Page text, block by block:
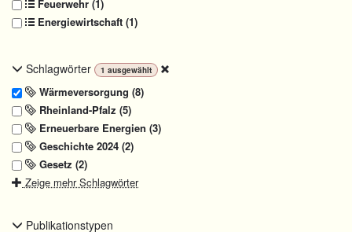
Feuerwehr (1)
Energiewirtschaft (1)
Schlagwörter 1 ausgewählt
Wärmeversorgung (8)
Rheinland-Pfalz (5)
Erneuerbare Energien (3)
Geschichte 2024 (2)
Gesetz (2)
Zeige mehr Schlagwörter
Publikationstypen